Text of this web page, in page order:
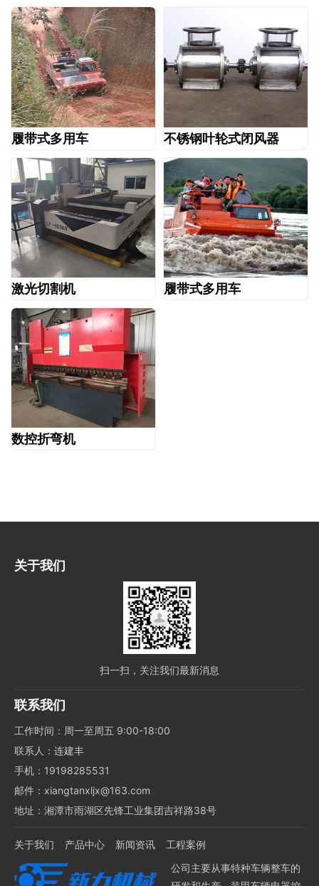
履带式多用车 不锈钢叶轮式闭风器
激光切割机 履带式多用车
数控折弯机
关于我们
扫一扫，关注我们最新消息
联系我们
工作时间：周一至周五 9:00-18:00
联系人：连建丰
手机：19198285531
邮件：xiangtanxljx@163.com
地址：湘潭市雨湖区先锋工业集团吉祥路38号
关于我们 产品中心 新闻资讯
工程案例
公司主要从事特种车辆整车的